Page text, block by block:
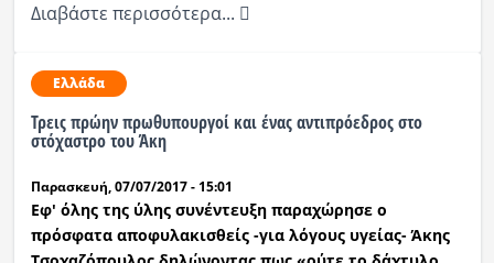
Διαβάστε περισσότερα...
Ελλάδα
Τρεις πρώην πρωθυπουργοί και ένας αντιπρόεδρος στο
στόχαστρο του Άκη
Παρασκευή, 07/07/2017 - 15:01
Εφ' όλης της ύλης συνέντευξη παραχώρησε ο
πρόσφατα αποφυλακισθείς -για λόγους υγείας- Άκης